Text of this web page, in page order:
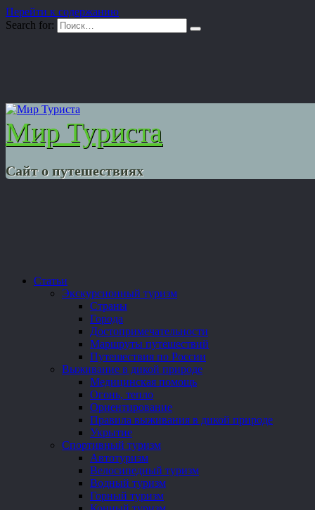
Перейти к содержанию
Search for:
Мир Туриста
Сайт о путешествиях
Статьи
Экскурсионный туризм
Страны
Города
Достопримечательности
Маршруты путешествий
Путешествия по России
Выживание в дикой природе
Медицинская помощь
Огонь, тепло
Ориентирование
Правила выживания в дикой природе
Укрытие
Спортивный туризм
Автотуризм
Велосипедный туризм
Водный туризм
Горный туризм